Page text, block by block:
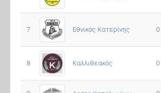
7 Εθνικός Κατερίνης 0
8 Καλλιθεακός 0